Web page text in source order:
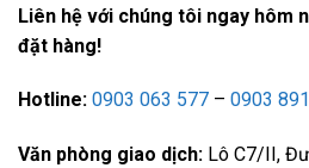
Liên hệ với chúng tôi ngay hôm
đặt hàng!
Hotline: 0903 063 577 – 0903
Văn phòng giao dịch: Lô C7/II,